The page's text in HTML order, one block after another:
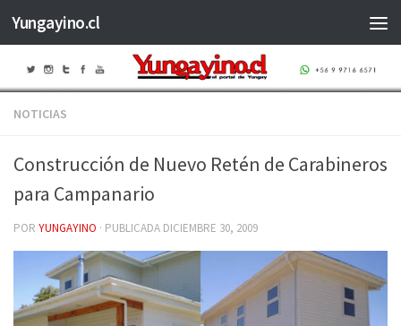
Saltar al contenido
Yungayino.cl
NOTICIAS
Construcción de Nuevo Retén de Carabineros
para Campanario
POR YUNGAYINO · PUBLICADA DICIEMBRE 30, 2009